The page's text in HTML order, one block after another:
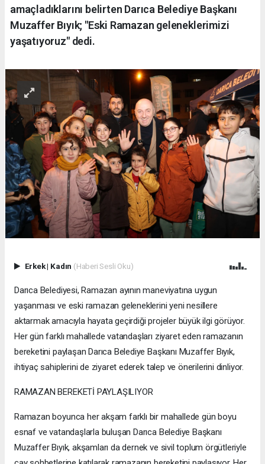
amaçladıklarını belirten Darıca Belediye Başkanı
Muzaffer Bıyık; "Eski Ramazan geleneklerimizi
yaşatıyoruz" dedi.
Erkek| Kadın (Haberi Sesli Oku)
Darıca Belediyesi, Ramazan ayının maneviyatına uygun
yaşanması ve eski ramazan geleneklerini yeni nesillere
aktarmak amacıyla hayata geçirdiği projeler büyük ilgi görüyor.
Her gün farklı mahallede vatandaşları ziyaret eden ramazanın
bereketini paylaşan Darıca Belediye Başkanı Muzaffer Bıyık,
ihtiyaç sahiplerini de ziyaret ederek talep ve önerilerini dinliyor.
RAMAZAN BEREKETİ PAYLAŞILIYOR
Ramazan boyunca her akşam farklı bir mahallede gün boyu
esnaf ve vatandaşlarla buluşan Darıca Belediye Başkanı
Muzaffer Bıyık, akşamları da dernek ve sivil toplum örgütleriyle